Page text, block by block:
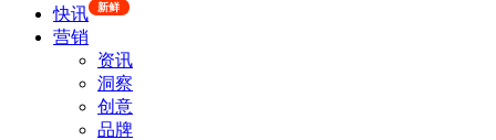
快讯 新鲜
营销
资讯
洞察
创意
品牌